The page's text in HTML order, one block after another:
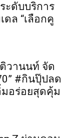
ะดับบริการ
ล “เลือกคู
วานนท์ จัด
#กินปุ๊ปลด
มอร่อยสุดคุ้ม